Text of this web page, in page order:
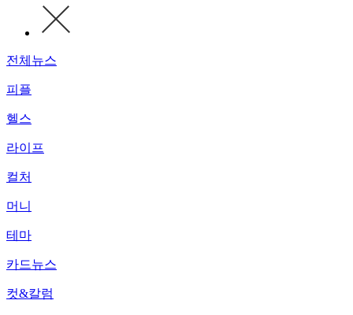
전체뉴스
피플
헬스
라이프
컬처
머니
테마
카드뉴스
컷&칼럼